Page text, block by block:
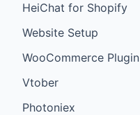
HeiChat for Shopify
Website Setup
WooCommerce Plugin
Vtober
Photoniex